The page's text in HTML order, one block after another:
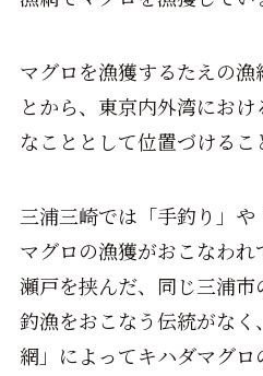
マグロを漁獲するたえの
とから、東京内外湾にお
なこととして位置づけるこ
三浦三崎では「手釣り」
マグロの漁獲がおこなわ
瀬戸を挟んだ、同じ三浦
釣漁をおこなう伝統がな
網」によってキハダマグ